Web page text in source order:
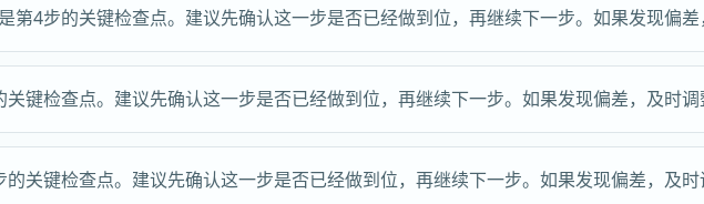
第4步的关键检查点。建议先确认这一步是否已经做到位，再继续下一步。如果发现偏差
键检查点。建议先确认这一步是否已经做到位，再继续下一步。如果发现偏差，及时调
关键检查点。建议先确认这一步是否已经做到位，再继续下一步。如果发现偏差，及时